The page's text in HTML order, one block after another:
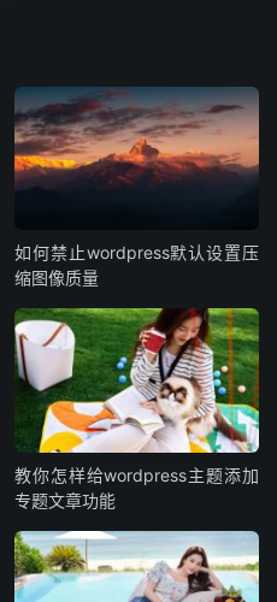
如何禁止wordpress默认设置压
缩图像质量
教你怎样给wordpress主题添加
专题文章功能